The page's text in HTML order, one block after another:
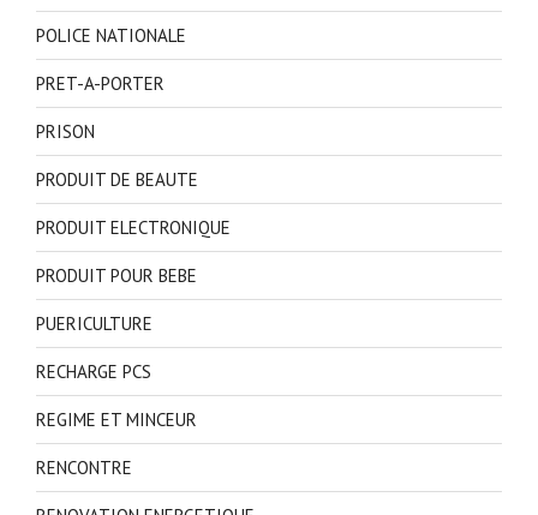
POLICE NATIONALE
PRET-A-PORTER
PRISON
PRODUIT DE BEAUTE
PRODUIT ELECTRONIQUE
PRODUIT POUR BEBE
PUERICULTURE
RECHARGE PCS
REGIME ET MINCEUR
RENCONTRE